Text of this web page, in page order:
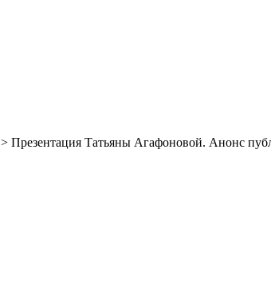
> Презентация Татьяны Агафоновой. Анонс